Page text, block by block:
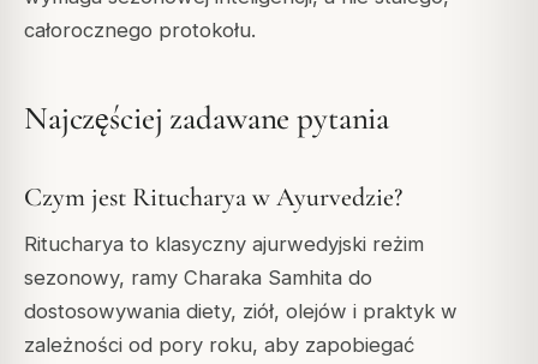
całorocznego protokołu.
Najczęściej zadawane pytania
Czym jest Ritucharya w Ayurvedzie?
Ritucharya to klasyczny ajurwedyjski reżim
sezonowy, ramy Charaka Samhita do
dostosowywania diety, ziół, olejów i praktyk w
zależności od pory roku, aby zapobiegać